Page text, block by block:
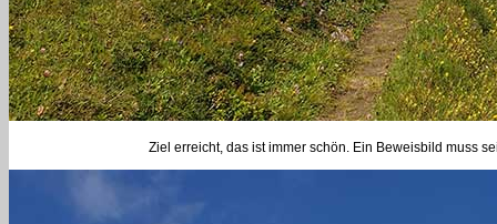
Ziel erreicht, das ist immer schön. Ein Beweisbild muss